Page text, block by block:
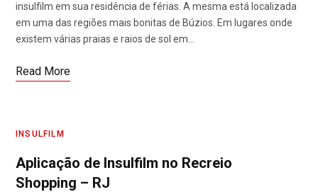
insulfilm em sua residência de férias. A mesma está localizada
em uma das regiões mais bonitas de Búzios. Em lugares onde
existem várias praias e raios de sol em…
Read More
INSULFILM
Aplicação de Insulfilm no Recreio
Shopping – RJ